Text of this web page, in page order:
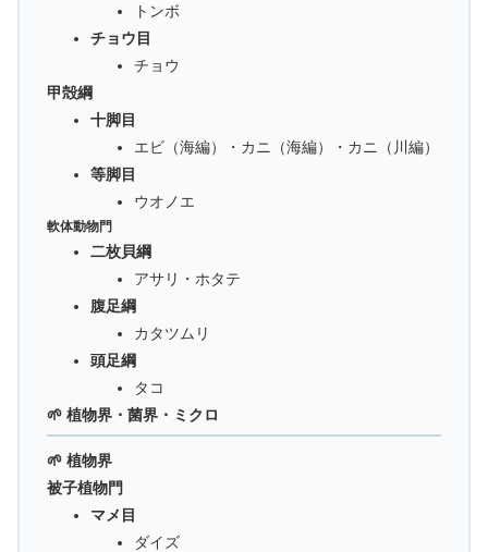
トンボ
チョウ目
チョウ
甲殻綱
十脚目
エビ（海編）・カニ（海編）・カニ（川編）
等脚目
ウオノエ
軟体動物門
二枚貝綱
アサリ・ホタテ
腹足綱
カタツムリ
頭足綱
タコ
🌱 植物界・菌界・ミクロ
🌱 植物界
被子植物門
マメ目
ダイズ